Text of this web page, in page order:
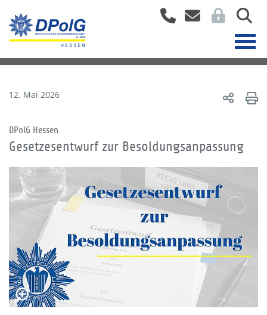
12. Mai 2026
DPolG Hessen
Gesetzesentwurf zur Besoldungsanpassung